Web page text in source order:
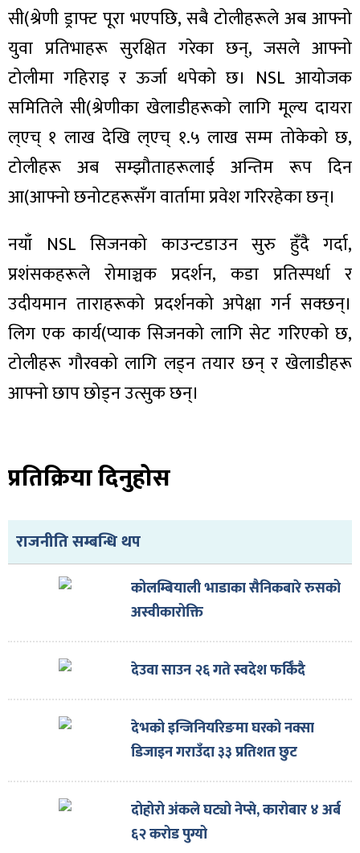
सी(श्रेणी ड्राफ्ट पूरा भएपछि, सबै टोलीहरूले अब आफ्नो
युवा प्रतिभाहरू सुरक्षित गरेका छन्, जसले आफ्नो
टोलीमा गहिराइ र ऊर्जा थपेको छ। NSL आयोजक
समितिले सी(श्रेणीका खेलाडीहरूको लागि मूल्य दायरा
ल्एच् १ लाख देखि ल्एच् १.५ लाख सम्म तोकेको छ,
टोलीहरू अब सम्झौताहरूलाई अन्तिम रूप दिन
आ(आफ्नो छनोटहरूसँग वार्तामा प्रवेश गरिरहेका छन्।
नयाँ NSL सिजनको काउन्टडाउन सुरु हुँदै गर्दा,
प्रशंसकहरूले रोमाञ्चक प्रदर्शन, कडा प्रतिस्पर्धा र
उदीयमान ताराहरूको प्रदर्शनको अपेक्षा गर्न सक्छन्।
लिग एक कार्य(प्याक सिजनको लागि सेट गरिएको छ,
टोलीहरू गौरवको लागि लड्न तयार छन् र खेलाडीहरू
आफ्नो छाप छोड्न उत्सुक छन्।
प्रतिक्रिया दिनुहोस
राजनीति सम्बन्धि थप
कोलम्बियाली भाडाका सैनिकबारे रुसको
अस्वीकारोक्ति
देउवा साउन २६ गते स्वदेश फर्किँदै
देभको इन्जिनियरिङमा घरको नक्सा
डिजाइन गराउँदा ३३ प्रतिशत छुट
दोहोरो अंकले घट्यो नेप्से, कारोबार ४ अर्ब
६२ करोड पुग्यो